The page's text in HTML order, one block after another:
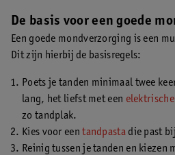
De basis voor een goede
Een goede mondverzorging is een
Dit zijn hierbij de basisregels:
Poets je tanden minimaal twee
lang, het liefst met een
zo tandplak.
Kies voor eentandpastadie past
Reinig tussen je tanden en kiezen